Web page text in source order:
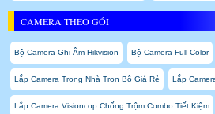
CAMERA THEO GÓI
Bộ Camera Ghi Âm Hikvision Bộ Camera Full Color
Lắp Camera Trong Nhà Trọn Bộ Giá Rẻ Lắp
Lắp Camera Visioncop Chống Trộm Combo Tiết Kiệm